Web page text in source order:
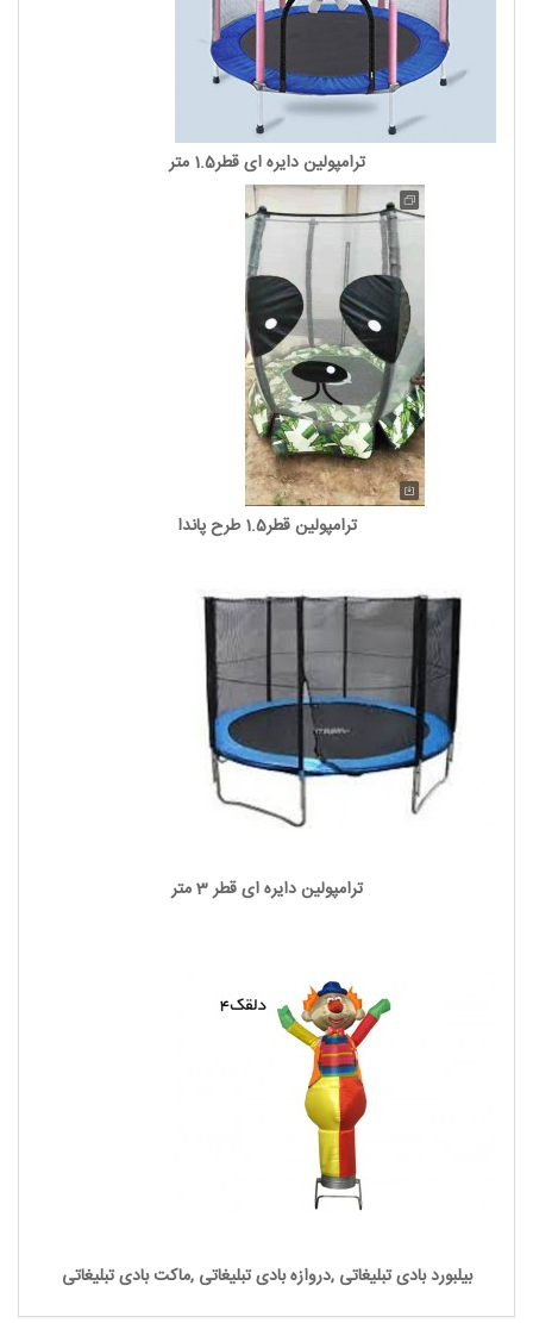
ترامپولین دایره ای قطر1.5 متر
ترامپولین قطر1.5 طرح پاندا
ترامپولین دایره ای قطر 3 متر
بیلبورد بادی تبلیغاتی ,دروازه بادی تبلیغاتی ,ماکت بادی تبلیغاتی